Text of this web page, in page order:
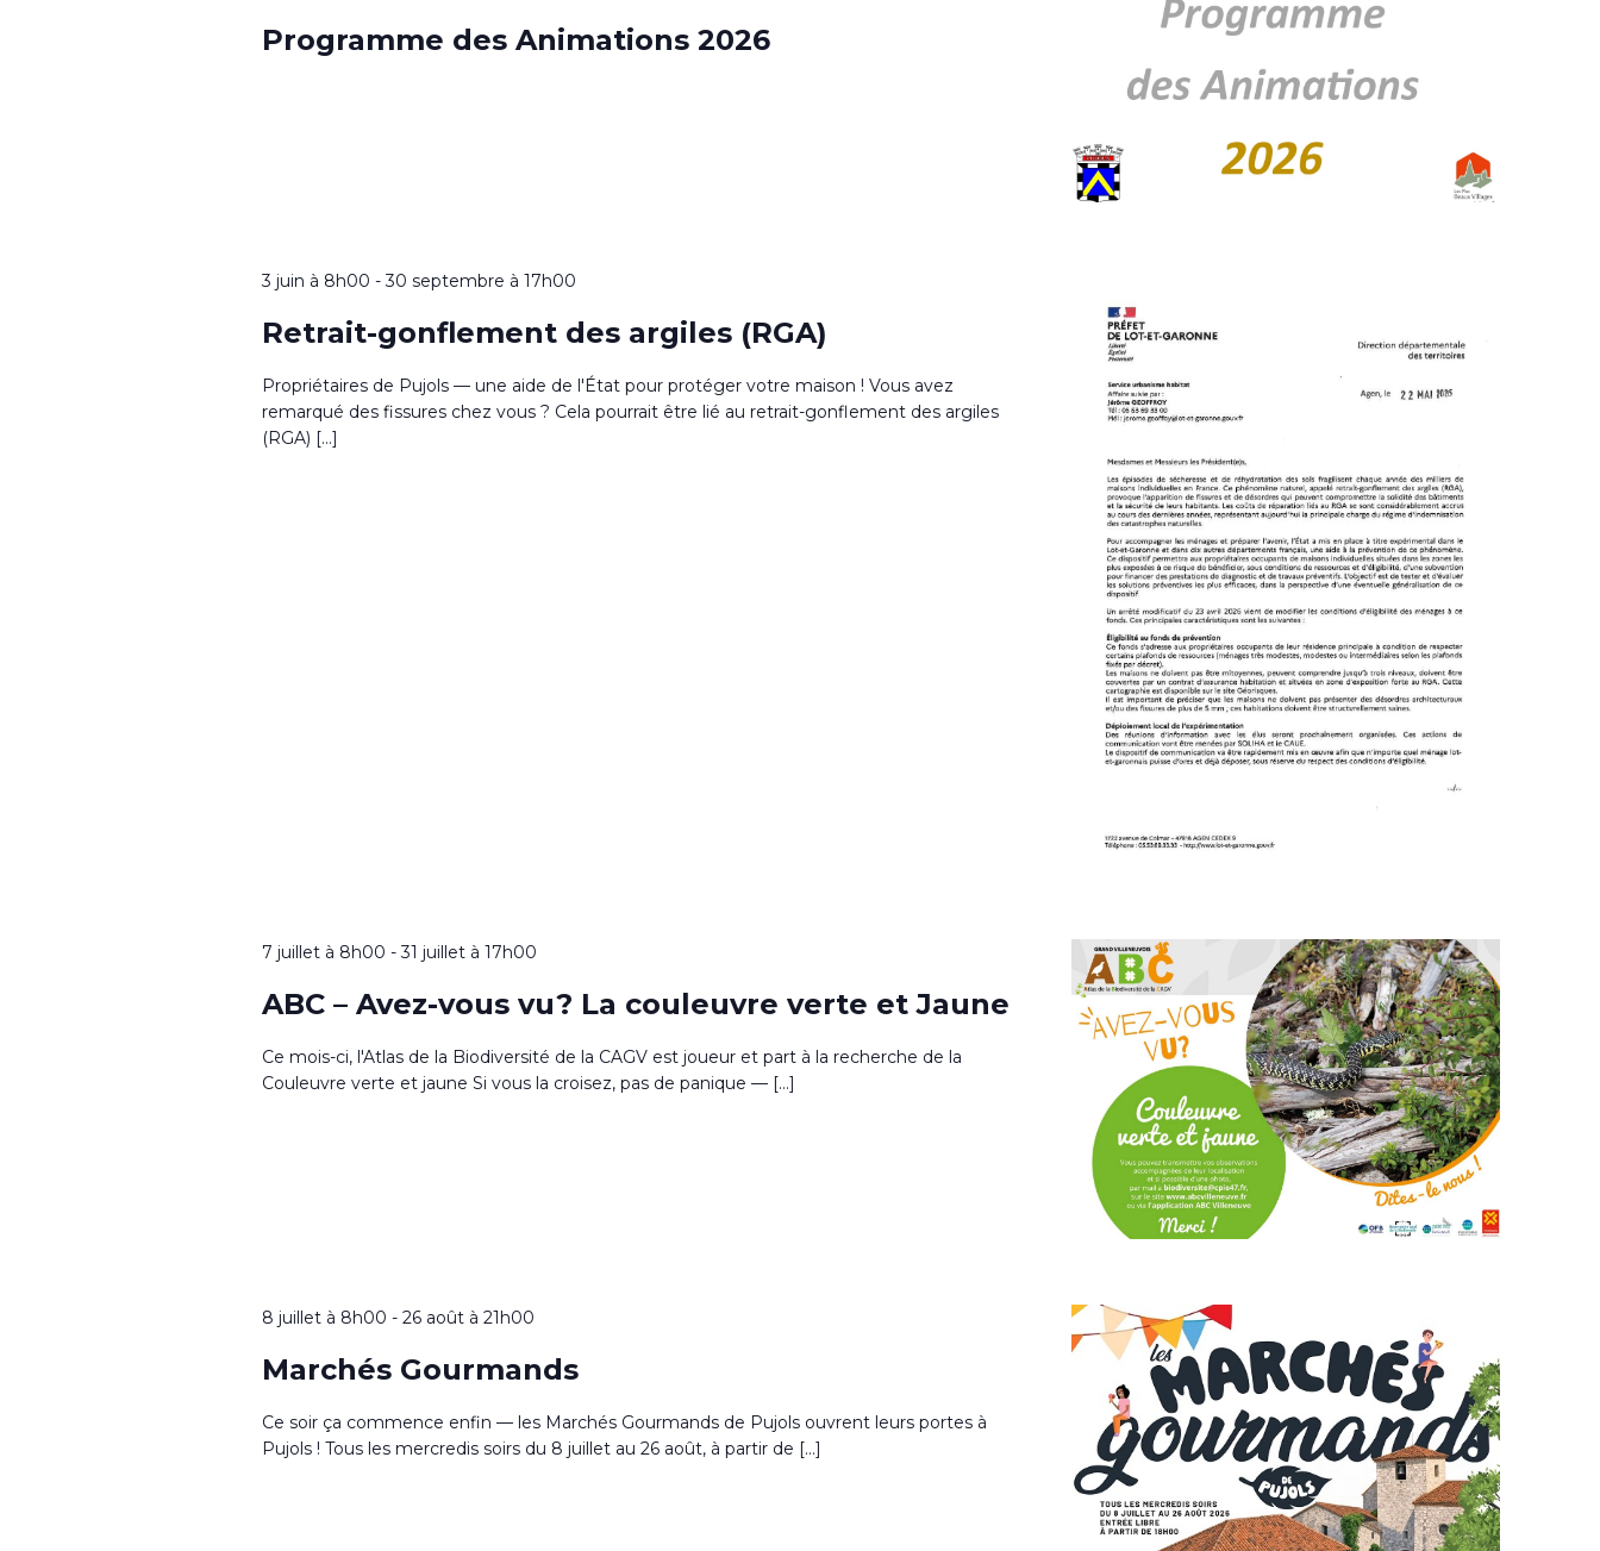
Programme des Animations 2026
3 juin à 8h00 -30 septembre à 17h00
Retrait-gonflement des argiles (RGA)
Propriétaires de Pujols — une aide de l'État pour protéger votre maison ! Vous avez
remarqué des fissures chez vous ? Cela pourrait être lié au retrait-gonflement des argiles
(RGA) […]
7 juillet à 8h00 -31 juillet à 17h00
ABC – Avez-vous vu? La couleuvre verte et Jaune
Ce mois-ci, l'Atlas de la Biodiversité de la CAGV est joueur et part à la recherche de la
Couleuvre verte et jaune Si vous la croisez, pas de panique — […]
8 juillet à 8h00 - 26 août à 21h00
Marchés Gourmands
Ce soir ça commence enfin — les Marchés Gourmands de Pujols ouvrent leurs portes à
Pujols ! Tous les mercredis soirs du 8 juillet au 26 août, à partir de […]